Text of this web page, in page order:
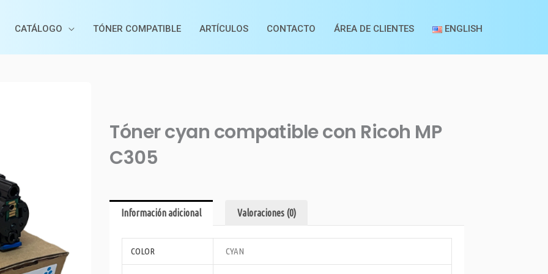
CATÁLOGO TÓNER COMPATIBLE ARTÍCULOS CONTACTO ÁREA DE CLIENTES ENGLISH
Tóner cyan compatible con Ricoh MP
C305
Información adicional Valoraciones (0)
COLOR CYAN